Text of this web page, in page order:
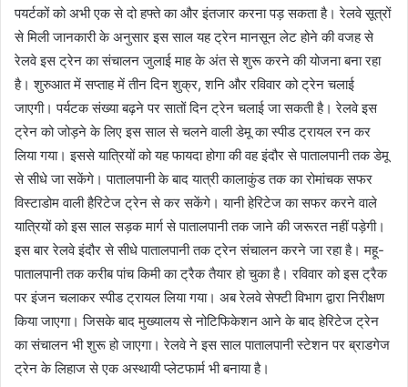
पयर्टकों को अभी एक से दो हफ्ते का और इंतजार करना पड़ सकता है। रेलवे सूत्रों
से मिली जानकारी के अनुसार इस साल यह ट्रेन मानसून लेट होने की वजह से
रेलवे इस ट्रेन का संचालन जुलाई माह के अंत से शुरू करने की योजना बना रहा
है। शुरुआत में सप्ताह में तीन दिन शुक्र, शनि और रविवार को ट्रेन चलाई
जाएगी। पर्यटक संख्या बढ़ने पर सातों दिन ट्रेन चलाई जा सकती है। रेलवे इस
ट्रेन को जोड़ने के लिए इस साल से चलने वाली डेमू का स्पीड ट्रायल रन कर
लिया गया। इससे यात्रियों को यह फायदा होगा की वह इंदौर से पातालपानी तक डेमू
से सीधे जा सकेंगे। पातालपानी के बाद यात्री कालाकुंड तक का रोमांचक सफर
विस्टाडोम वाली हैरिटेज ट्रेन से कर सकेंगे। यानी हेरिटेज का सफर करने वाले
यात्रियों को इस साल सड़क मार्ग से पातालपानी तक जाने की जरूरत नहीं पड़ेगी।
इस बार रेलवे इंदौर से सीधे पातालपानी तक ट्रेन संचालन करने जा रहा है। महू-
पातालपानी तक करीब पांच किमी का ट्रैक तैयार हो चुका है। रविवार को इस ट्रैक
पर इंजन चलाकर स्पीड ट्रायल लिया गया। अब रेलवे सेफ्टी विभाग द्वारा निरीक्षण
किया जाएगा। जिसके बाद मुख्यालय से नोटिफिकेशन आने के बाद हेरिटेज ट्रेन
का संचालन भी शुरू हो जाएगा। रेलवे ने इस साल पातालपानी स्टेशन पर ब्राडगेज
ट्रेन के लिहाज से एक अस्थायी प्लेटफार्म भी बनाया है।